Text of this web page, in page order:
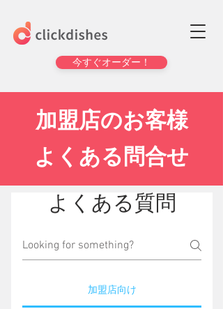
今すぐオーダー！
加盟店のお客様
よくある問合せ
よくある質問
加盟店向け